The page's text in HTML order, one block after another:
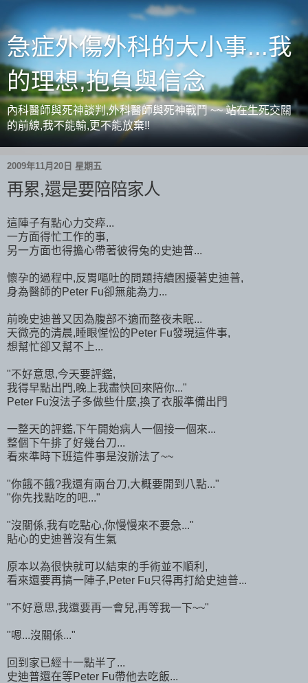
急症外傷外科的大小事...我
的理想,抱負與信念
內科醫師與死神談判,外科醫師與死神戰鬥 ~~ 站在生死交關
的前線,我不能輸,更不能放棄!!
2009年11月20日 星期五
再累,還是要陪陪家人
這陣子有點心力交瘁...
一方面得忙工作的事,
另一方面也得擔心帶著彼得兔的史迪普...
懷孕的過程中,反胃嘔吐的問題持續困擾著史迪普,
身為醫師的Peter Fu卻無能為力...
前晚史迪普又因為腹部不適而整夜未眠...
天微亮的清晨,睡眼惺忪的Peter Fu發現這件事,
想幫忙卻又幫不上...
"不好意思,今天要評鑑,
我得早點出門,晚上我盡快回來陪你..."
Peter Fu沒法子多做些什麼,換了衣服準備出門
一整天的評鑑,下午開始病人一個接一個來...
整個下午排了好幾台刀...
看來準時下班這件事是沒辦法了~~
"你餓不餓?我還有兩台刀,大概要開到八點..."
"你先找點吃的吧..."
"沒關係,我有吃點心,你慢慢來不要急..."
貼心的史迪普沒有生氣
原本以為很快就可以結束的手術並不順利,
看來還要再搞一陣子,Peter Fu只得再打給史迪普...
"不好意思,我還要再一會兒,再等我一下~~"
"嗯...沒關係..."
回到家已經十一點半了...
史迪普還在等Peter Fu帶他去吃飯...